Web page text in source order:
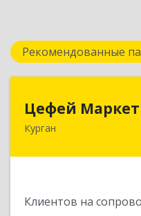
Рекомендованные
Цефей Маркет
Курган
Клиентов на
640002,